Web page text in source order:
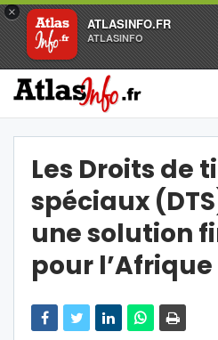
×
ATLASINFO.FR
ATLASINFO
Les Droits de
spéciaux
une solution
pour l’Afrique